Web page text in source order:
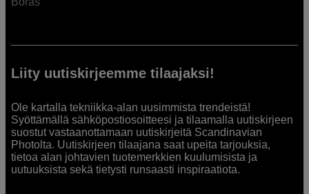
Liity uutiskirjeemme tilaajaksi!
Ole kartalla tekniikka-alan uusimmista trendeistä!
Syöttämällä sähköpostiosoitteesi ja tilaamalla uutiskirjeen
suostut vastaanottamaan uutiskirjeitä Scandinavian
Photolta. Uutiskirjeen tilaajana saat upeita tarjouksia,
tietoa alan johtavien tuotemerkkien kuulumisista ja
uutuuksista sekä tietysti runsaasti inspiraatiota.